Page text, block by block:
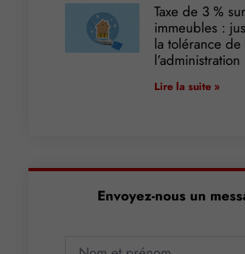
Taxe de 3 %
immeubles :
la tolérance de
l’administration
Lire la suite »
Envoyez-nous un